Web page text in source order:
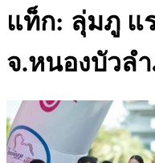
แท็ก: ลุ่มภู แ
จ.หนองบัวล